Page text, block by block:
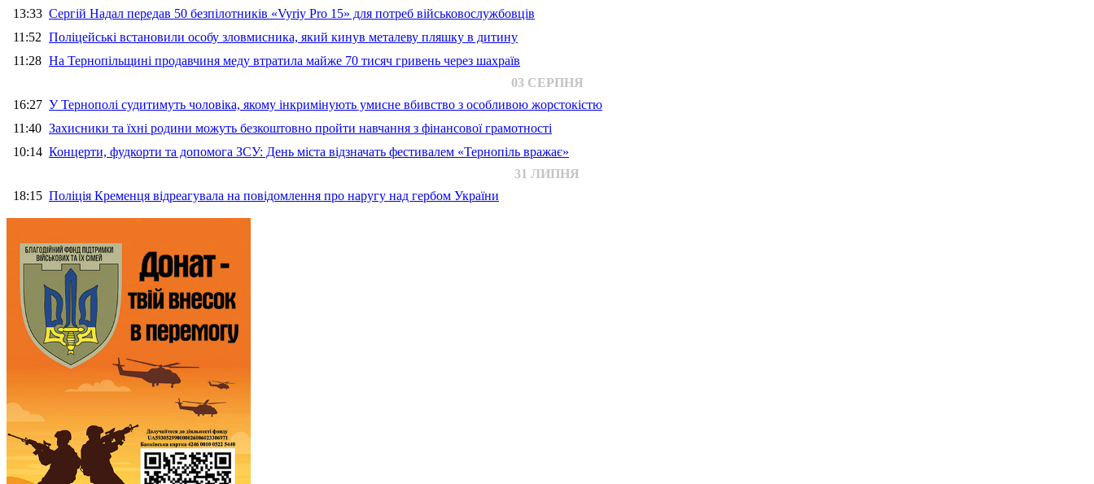
13:33 Сергій Надал передав 50 безпілотників «Vyriy Pro 15» для потреб військовослужбовців
11:52 Поліцейські встановили особу зловмисника, який кинув металеву пляшку в дитину
11:28 На Тернопільщині продавчиня меду втратила майже 70 тисяч гривень через шахраїв
03 СЕРПНЯ
16:27 У Тернополі судитимуть чоловіка, якому інкримінують умисне вбивство з особливою жорстокістю
11:40 Захисники та їхні родини можуть безкоштовно пройти навчання з фінансової грамотності
10:14 Концерти, фудкорти та допомога ЗСУ: День міста відзначать фестивалем «Тернопіль вражає»
31 ЛИПНЯ
18:15 Поліція Кременця відреагувала на повідомлення про наругу над гербом України